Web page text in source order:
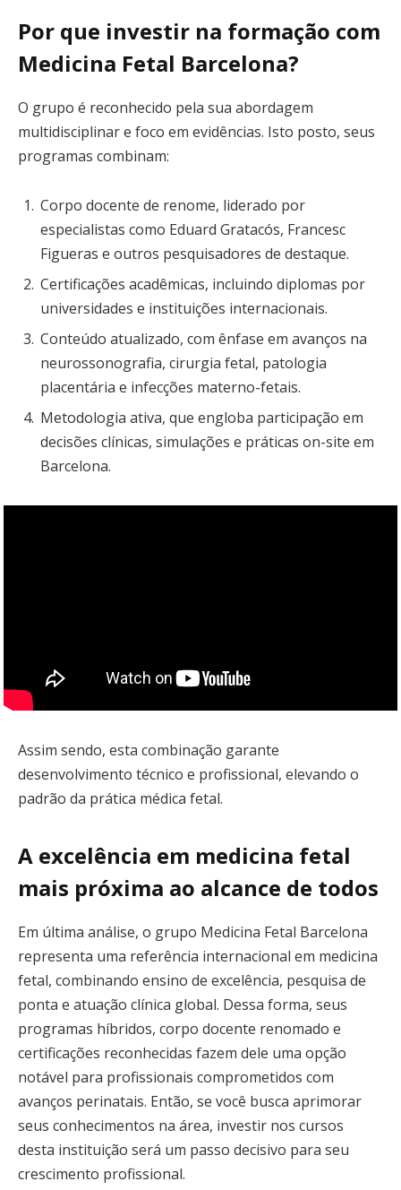
Por que investir na formação com
Medicina Fetal Barcelona?
O grupo é reconhecido pela sua abordagem
multidisciplinar e foco em evidências. Isto posto, seus
programas combinam:
Corpo docente de renome, liderado por
especialistas como Eduard Gratacós, Francesc
Figueras e outros pesquisadores de destaque.
Certificações acadêmicas, incluindo diplomas por
universidades e instituições internacionais.
Conteúdo atualizado, com ênfase em avanços na
neurossonografia, cirurgia fetal, patologia
placentária e infecções materno-fetais.
Metodologia ativa, que engloba participação em
decisões clínicas, simulações e práticas on-site em
Barcelona.
Assim sendo, esta combinação garante
desenvolvimento técnico e profissional, elevando o
padrão da prática médica fetal.
A excelência em medicina fetal
mais próxima ao alcance de todos
Em última análise, o grupo Medicina Fetal Barcelona
representa uma referência internacional em medicina
fetal, combinando ensino de excelência, pesquisa de
ponta e atuação clínica global. Dessa forma, seus
programas híbridos, corpo docente renomado e
certificações reconhecidas fazem dele uma opção
notável para profissionais comprometidos com
avanços perinatais. Então, se você busca aprimorar
seus conhecimentos na área, investir nos cursos
desta instituição será um passo decisivo para seu
crescimento profissional.